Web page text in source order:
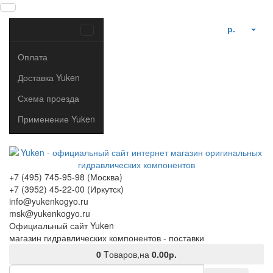
Оплата
Доставка Yuken
Схема проезда
Применение Yuken
р.
+7 (495) 745-95-98 (Москва)
+7 (3952) 45-22-00 (Иркутск)
info@yukenkogyo.ru
msk@yukenkogyo.ru
Официальный сайт Yuken
магазин гидравлических компонентов - поставки
0 Tоваров,на 0.00р.